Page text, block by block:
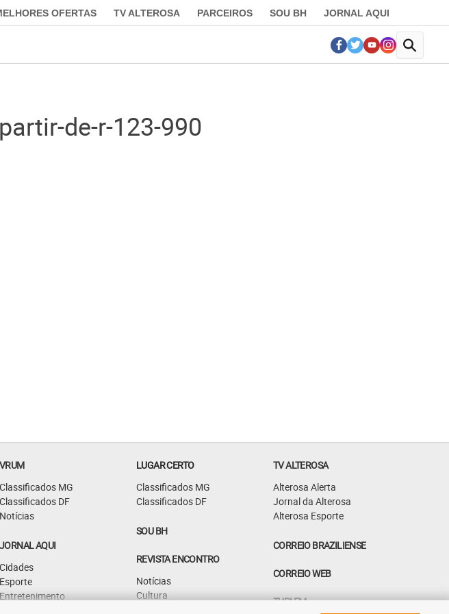
OFERTAS TV ALTEROSA PARCEIROS SOU BH JORNAL AQUI
de-r-123-990
VRUM
Classificados MG
Classificados DF
Notícias
JORNAL AQUI
Cidades
Esporte
Entretenimento
LUGAR CERTO
Classificados MG
Classificados DF
SOU BH
REVISTA ENCONTRO
Notícias
Cultura
TV ALTEROSA
Alterosa Alerta
Jornal da Alterosa
Alterosa Esporte
CORREIO BRAZILIENSE
CORREIO WEB
TUPI FM